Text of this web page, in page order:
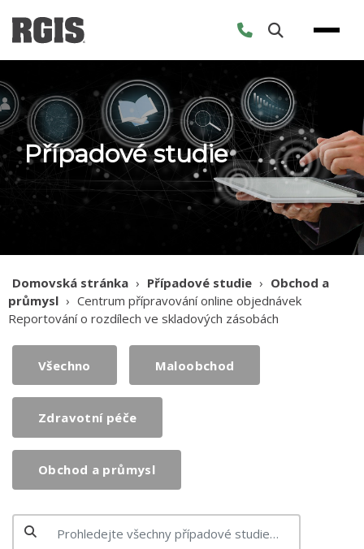
content
Případové studie
Domovská stránka › Případové studie › Obchod a
průmysl › Centrum přípravování online objednávek
Reportování o rozdílech ve skladových zásobách
Všechno Maloobchod
Zdravotní péče
Obchod a průmysl